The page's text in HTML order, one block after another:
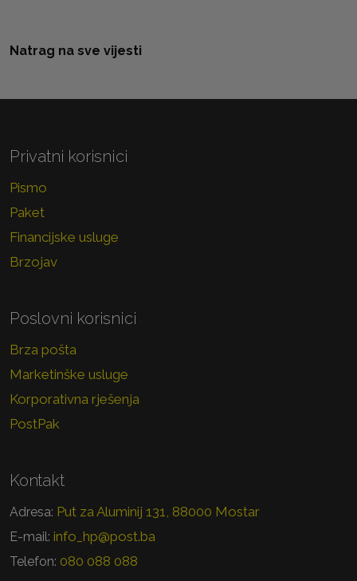
Natrag na sve vijesti
Privatni korisnici
Pismo
Paket
Financijske usluge
Brzojav
Poslovni korisnici
Brza pošta
Marketinške usluge
Korporativna rješenja
PostPak
Kontakt
Adresa: Put za Aluminij 131, 88000 Mostar
E-mail: info_hp@post.ba
Telefon: 080 088 088